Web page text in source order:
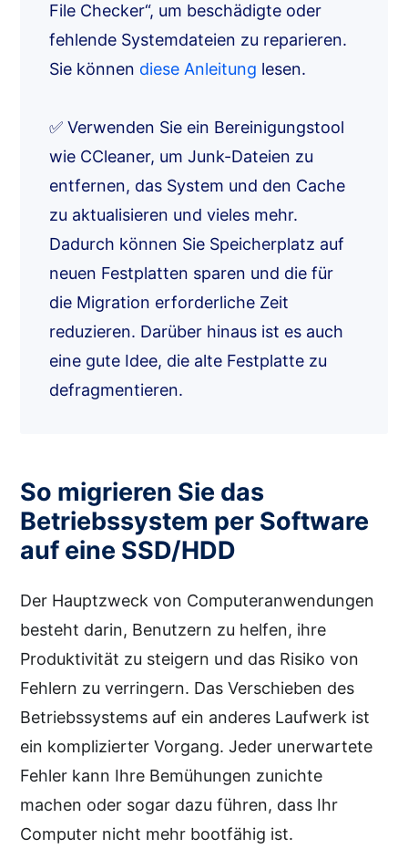
File Checker“, um beschädigte oder
fehlende Systemdateien zu reparieren.
Sie können diese Anleitung lesen.
✅ Verwenden Sie ein Bereinigungstool
wie CCleaner, um Junk-Dateien zu
entfernen, das System und den Cache
zu aktualisieren und vieles mehr.
Dadurch können Sie Speicherplatz auf
neuen Festplatten sparen und die für
die Migration erforderliche Zeit
reduzieren. Darüber hinaus ist es auch
eine gute Idee, die alte Festplatte zu
defragmentieren.
So migrieren Sie das
Betriebssystem per Software
auf eine SSD/HDD
Der Hauptzweck von Computeranwendungen
besteht darin, Benutzern zu helfen, ihre
Produktivität zu steigern und das Risiko von
Fehlern zu verringern. Das Verschieben des
Betriebssystems auf ein anderes Laufwerk ist
ein komplizierter Vorgang. Jeder unerwartete
Fehler kann Ihre Bemühungen zunichte
machen oder sogar dazu führen, dass Ihr
Computer nicht mehr bootfähig ist.